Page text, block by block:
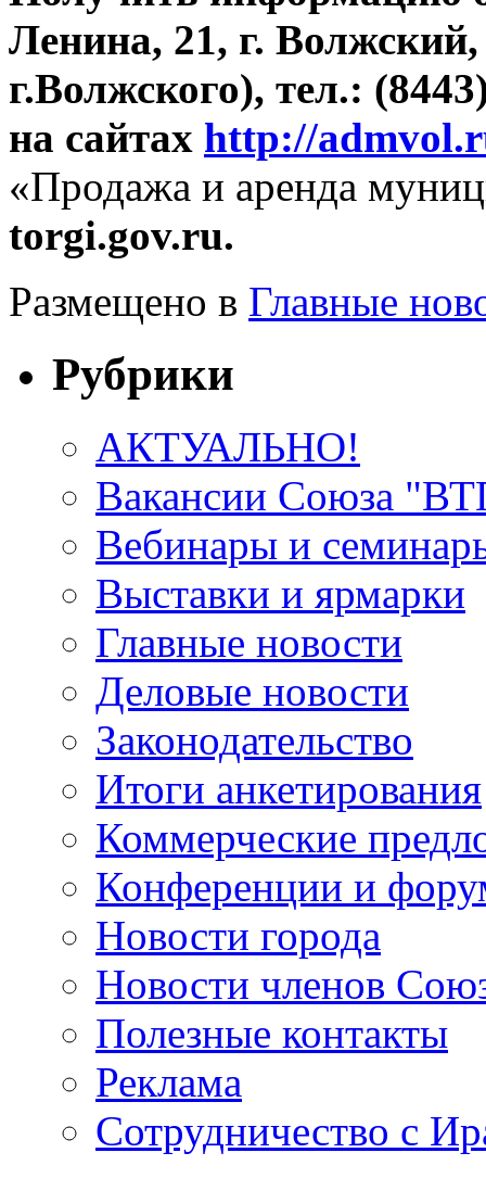
Ленина, 21, г.
г.Волжского), тел.:
на сайтах http://
«Продажа и аренда
torgi.gov.ru.
Размещено в Главные
Рубрики
АКТУАЛЬНО!
Вакансии Союза
Вебинары и
Выставки и ярмарки
Главные новости
Деловые новости
Законодательство
Итоги анкетирования
Коммерческие
Конференции и
Новости города
Новости членов
Полезные контакты
Реклама
Сотрудничество с